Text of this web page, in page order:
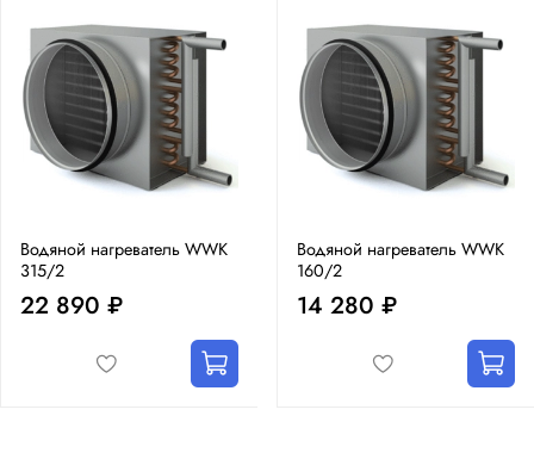
Водяной нагреватель WWK
315/2
22 890 ₽
Водяной нагреватель WWK
160/2
14 280 ₽